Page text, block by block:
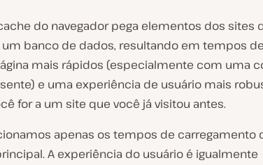
do navegador pega elementos dos sites
um banco de dados, resultando em tempos de
mais rápidos (especialmente com uma
e uma experiência de usuário mais
for a um site que você já visitou antes.
apenas os tempos de carregamento
A experiência do usuário é igualmente